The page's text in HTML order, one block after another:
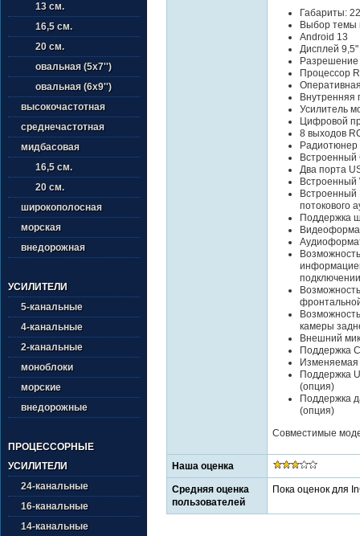
13 см.
16,5 см.
20 см.
овальная (5х7'')
овальная (6х9'')
высокочастотная
среднечастотная
мидбасовая
16,5 см.
20 см.
широкополосная
морская
внедорожная
УСИЛИТЕЛИ
5-канальные
4-канальные
2-канальные
моноблоки
морские
внедорожные
ПРОЦЕССОРНЫЕ
УСИЛИТЕЛИ
24-канальные
16-канальные
14-канальные
Габариты:
Выбор темы
Android 13
Дисплей
Процессор
Внутренняя
Усилитель
Цифровой
8 выходов
Радиотюнер
Встроенный
Два порта
Встроенный
Встроенный
потокового
Поддержка
камеры
Внешний
Поддержка
Изменяемая
Поддержка
(опция)
Поддержка
(опция)
Совместимые
Наша оценка
Средняя оценка
пользователей
Пока оценок для